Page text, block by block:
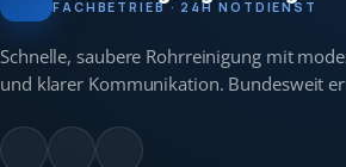
FACHBETRIEB · 24H NOTDIENST
Schnelle, saubere Rohrreinigung mit
und klarer Kommunikation. Bundesweit